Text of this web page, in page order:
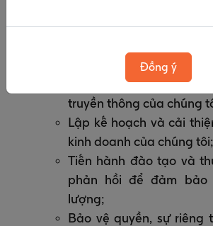
Thực hiện kiểm toán và
hối lộ và xung đột lợi ích;
Quản lý hệ thống và
truyền thông của chúng
Lập kế hoạch và cải
kinh doanh của chúng tôi;
Tiến hành đào tạo và
phản hồi để đảm bảo
lượng;
Bảo vệ quyền, sự riêng
Đồng ý